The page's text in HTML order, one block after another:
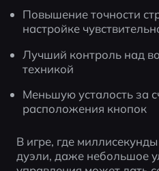
Повышение точности
настройке
Лучший контроль над
техникой
Меньшую усталость за
расположения кнопок
В игре, где
дуэли, даже небольшое